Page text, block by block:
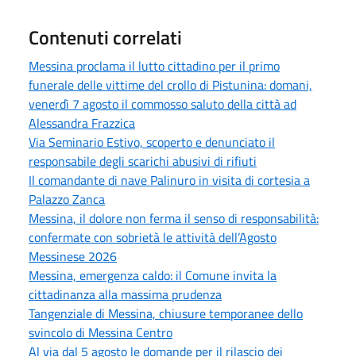
Contenuti correlati
Messina proclama il lutto cittadino per il primo
funerale delle vittime del crollo di Pistunina: domani,
venerdì 7 agosto il commosso saluto della città ad
Alessandra Frazzica
Via Seminario Estivo, scoperto e denunciato il
responsabile degli scarichi abusivi di rifiuti
Il comandante di nave Palinuro in visita di cortesia a
Palazzo Zanca
Messina, il dolore non ferma il senso di responsabilità:
confermate con sobrietà le attività dell’Agosto
Messinese 2026
Messina, emergenza caldo: il Comune invita la
cittadinanza alla massima prudenza
Tangenziale di Messina, chiusure temporanee dello
svincolo di Messina Centro
Al via dal 5 agosto le domande per il rilascio dei